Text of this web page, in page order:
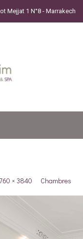
Mejjat 1 N°8 - Marrakech
× 3840
Chambres